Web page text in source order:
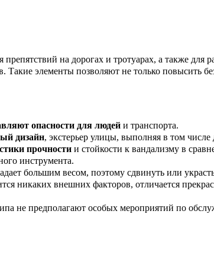
препятствий на дорогах и тротуарах, а также
элементы позволяют не только повысить
опасности для людей и транспорта.
дизайн, экстерьер улицы, выполняя в том
прочности и стойкости к вандализму в
инструмента.
большим весом, поэтому сдвинуть или
никаких внешних факторов, отличается
не предполагают особых мероприятий по